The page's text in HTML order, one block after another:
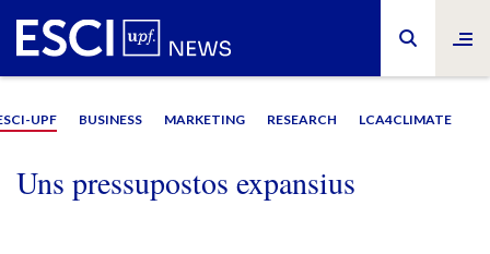
UPF BUSINESS MARKETING RESEARCH LCA4CLIMATE
Uns pressupostos expansius